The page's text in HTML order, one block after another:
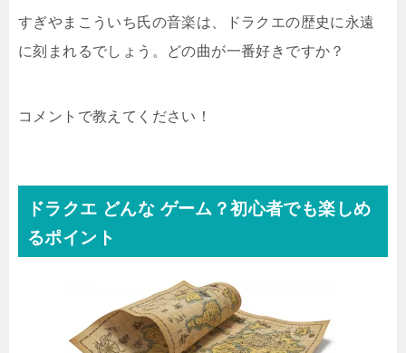
すぎやまこういち氏の音楽は、ドラクエの歴史に永遠
に刻まれるでしょう。どの曲が一番好きですか？
コメントで教えてください！
ドラクエ どんな ゲーム？初心者でも楽しめ
るポイント